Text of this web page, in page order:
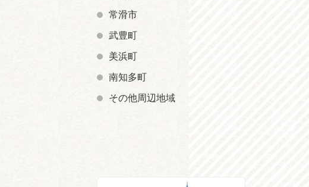
常滑市
武豊町
美浜町
南知多町
その他周辺地域